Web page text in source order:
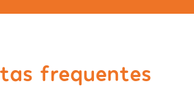
frequentes